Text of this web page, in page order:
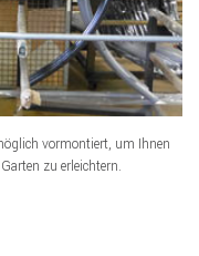
vormontiert, um Ihnen
zu erleichtern.